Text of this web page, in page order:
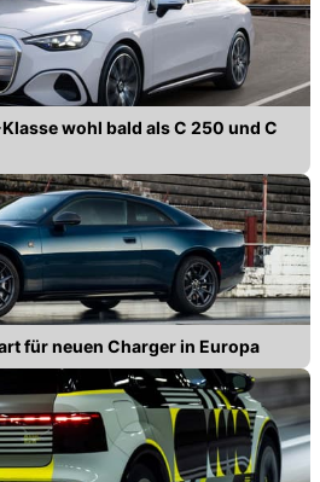
wohl bald als C 250 und C
für neuen Charger in Europa